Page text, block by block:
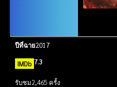
ปีที่ฉาย2017
IMDb 7.3
รับชม2,465 ครั้ง